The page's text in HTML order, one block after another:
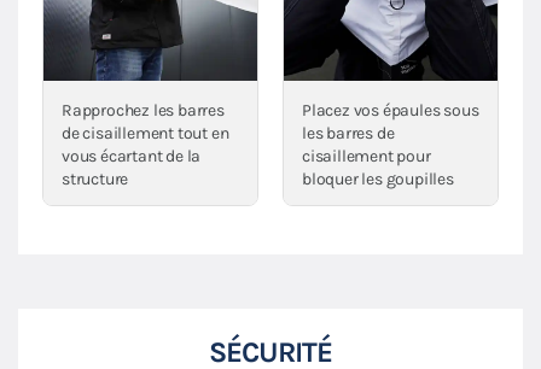
Rapprochez les barres
de cisaillement tout en
vous écartant de la
structure
Placez vos épaules sous
les barres de
cisaillement pour
bloquer les goupilles
SÉCURITÉ